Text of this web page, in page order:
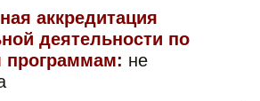
аккредитация
деятельности по
программам: не